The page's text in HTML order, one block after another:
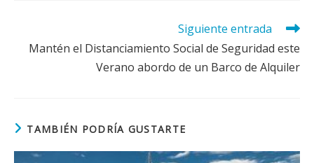
más
artículos
Siguiente entrada
Mantén el Distanciamiento Social de Seguridad este
Verano abordo de un Barco de Alquiler
TAMBIÉN PODRÍA GUSTARTE